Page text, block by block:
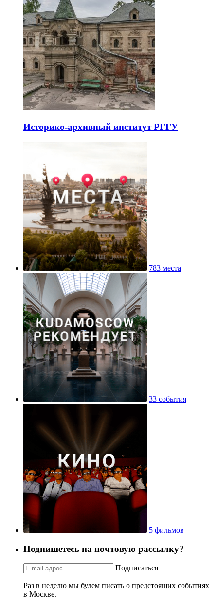
Историко-архивный институт РГГУ
783 места
33 события
5 фильмов
Подпишетесь на почтовую рассылку?
Подписаться
Раз в неделю мы будем писать о предстоящих событиях
в Москве.